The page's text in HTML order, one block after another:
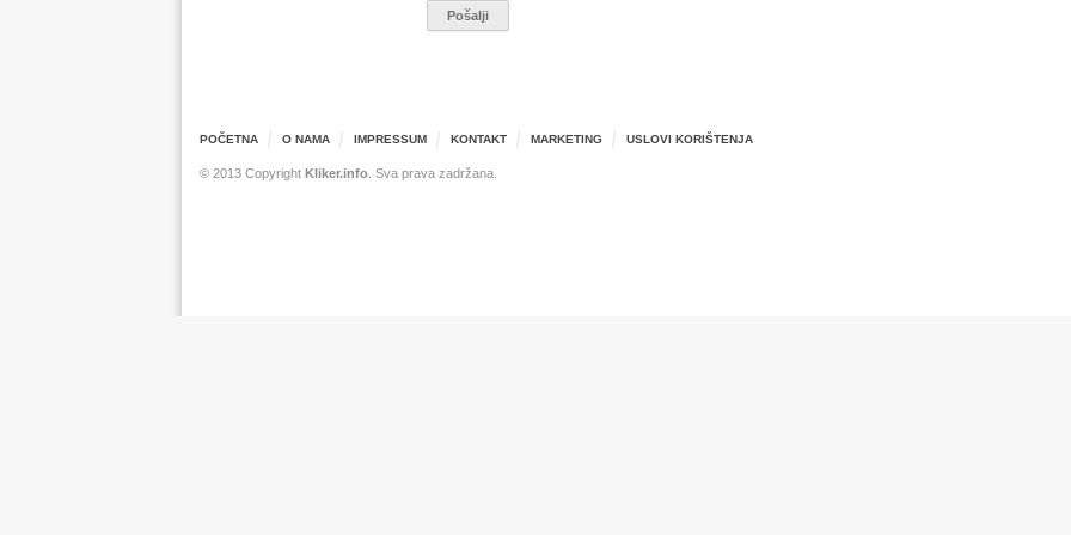
POČETNA O NAMA IMPRESSUM KONTAKT MARKETING USLOVI KORIŠTENJA
© 2013 Copyright Kliker.info . Sva prava zadržana.